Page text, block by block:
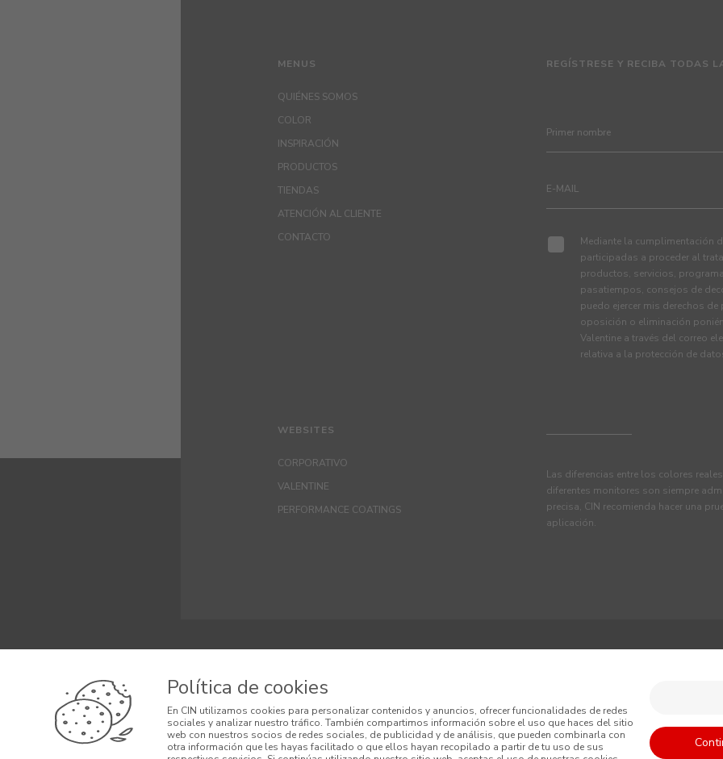
MENUS
QUIÉNES SOMOS
COLOR
INSPIRACIÓN
PRODUCTOS
TIENDAS
ATENCIÓN AL CLIENTE
CONTACTO
REGÍSTRESE Y RECIBA TODAS
Mediante la cumplimentación
participadas a proceder al
productos, servicios,
pasatiempos, consejos de
puedo ejercer mis derechos
oposición o eliminación
Valentine a través del correo
relativa a la protección de
WEBSITES
CORPORATIVO
VALENTINE
PERFORMANCE COATINGS
Las diferencias entre los colores
diferentes monitores son siempre
precisa, CIN recomienda hacer una
aplicación.
Términos y Condiciones Política de Privacidad
Política de Cookies
Condiciones generales de venta
Política de cookies
En CIN utilizamos cookies para personalizar contenidos y anuncios, ofrecer funcionalidades de redes
sociales y analizar nuestro tráfico. También compartimos información sobre el uso que haces del sitio
web con nuestros socios de redes sociales, de publicidad y de análisis, que pueden combinarla con
otra información que les hayas facilitado o que ellos hayan recopilado a partir de tu uso de sus